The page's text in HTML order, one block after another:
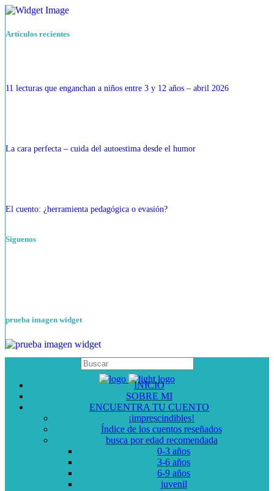
Artículos recientes
11 lecturas que enganchan a niños entre 3 y 12 años – abril 2026
La cara perfecta – cuida del autoestima desde el humor
El cuento: ¿herramienta pedagógica o evasión?
Siguenos
prueba imagen widget
INICIO
SOBRE MI
ENCUENTRA TU CUENTO
¡imprescindibles!
Índice de los cuentos reseñados
busca por edad recomendada
0-3 años
3-6 años
6-9 años
juvenil